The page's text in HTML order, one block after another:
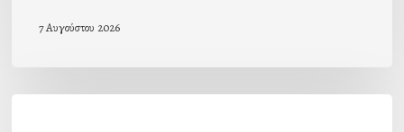
7 Αυγούστου 2026